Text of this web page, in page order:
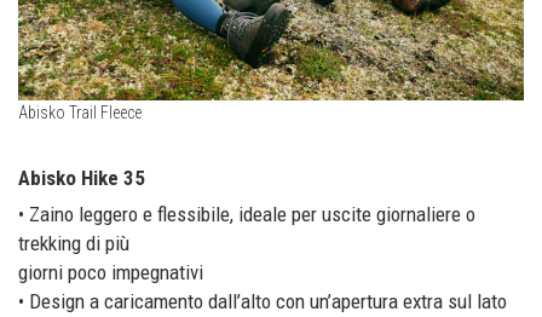
Abisko Trail Fleece
Abisko Hike 35
• Zaino leggero e flessibile, ideale per uscite giornaliere o
trekking di più
giorni poco impegnativi
• Design a caricamento dall’alto con un’apertura extra sul lato